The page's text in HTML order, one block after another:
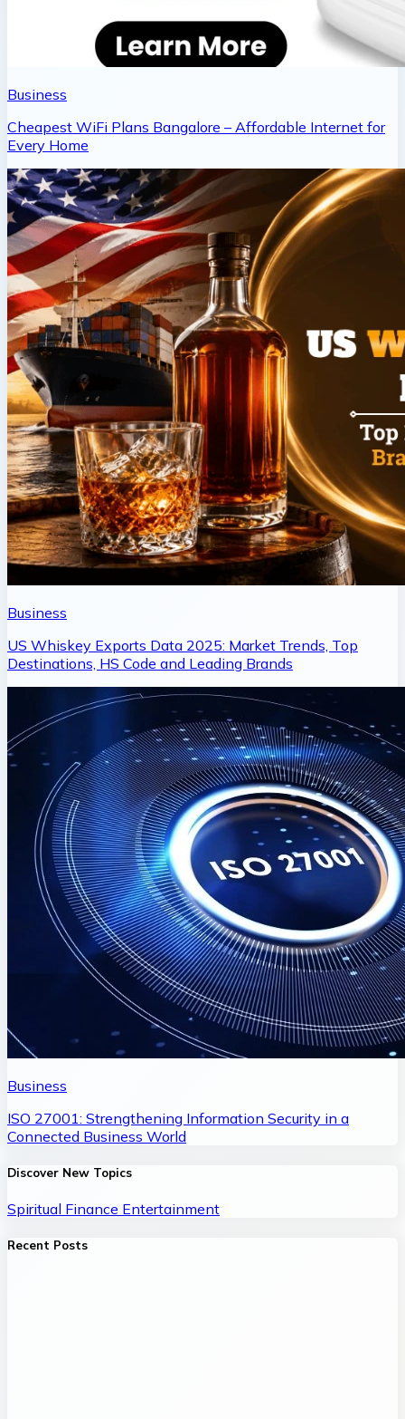
Business
Cheapest WiFi Plans Bangalore – Affordable Internet for
Every Home
Business
US Whiskey Exports Data 2025: Market Trends, Top
Destinations, HS Code and Leading Brands
Business
ISO 27001: Strengthening Information Security in a
Connected Business World
Discover New Topics
Spiritual Finance Entertainment
Recent Posts